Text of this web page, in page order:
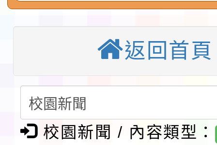
程安排一案
「桃園市補助參觀特色
展演活動實施計畫」
請一案
教育部校安中心白海豚
報
淨零綠領人才培育課程
檢送桃園市115學年度
返回首頁
校園新聞 / 內容類型：